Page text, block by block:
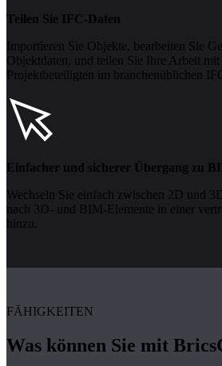
Teilen Sie IFC-Daten
Importieren Sie Objekte, bearbeiten Sie
Objektdaten, und teilen Sie Ihre Arbeit mit
Projektbeteiligten im branchenüblichen
Einfacher und sicherer Übergang zu
Wechseln Sie einfach zwischen 2D und
nach 3D- und BIM-Elemente in einer
hinzu.
FÄHIGKEITEN
Was können Sie mit